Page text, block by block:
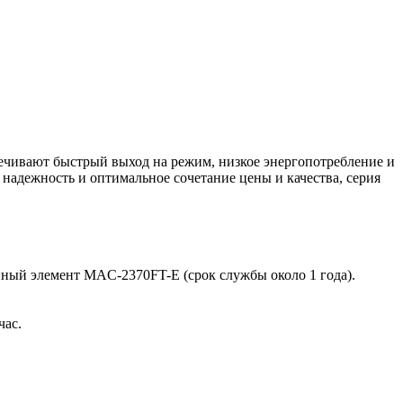
быстрый выход на режим, низкое энергопотребление и
и оптимальное сочетание цены и качества, серия
элемент MAC-2370FT-E (срок службы около 1 года).